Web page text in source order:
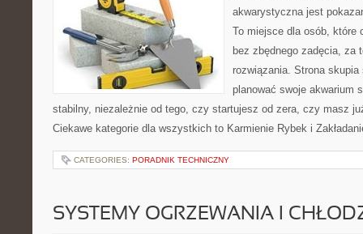
akwarystyczna jest
To miejsce dla osób, które
bez zbędnego zadęcia, za
rozwiązania. Strona
planować swoje akwarium
stabilny, niezależnie od tego, czy startujesz od zera, czy masz
Ciekawe kategorie dla wszystkich to Karmienie Rybek i
CATEGORIES: PORADNIK TECHNICZNY
SYSTEMY OGRZEWANIA I